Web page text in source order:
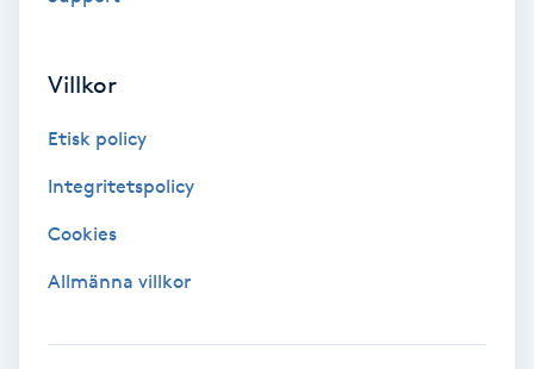
Yoga
Yogamassage
Villkor
Etisk policy
Integritetspolicy
Cookies
Allmänna villkor